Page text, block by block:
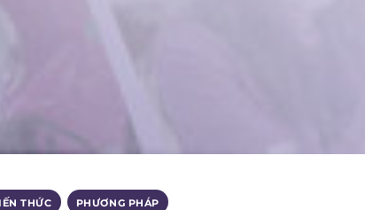
THỨC , PHƯƠNG PHÁP